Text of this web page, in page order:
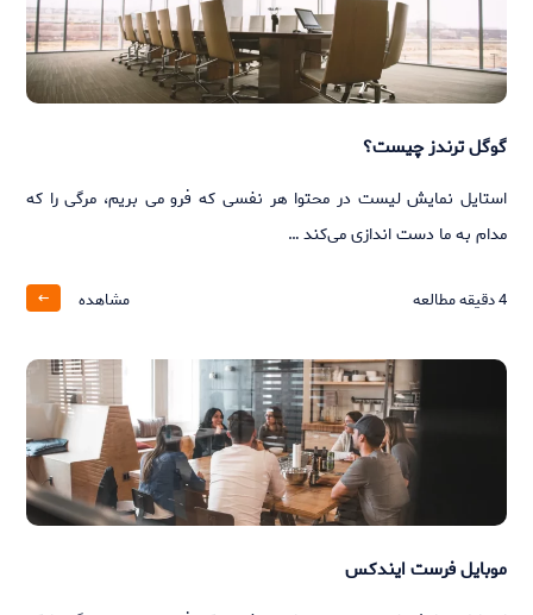
گوگل ترندز چیست؟
استایل نمایش لیست در محتوا هر نفسی که فرو می‌ بریم، مرگی را که
مدام به ما دست‌ اندازی می‌کند …
4دقیقه مطالعه مشاهده
موبایل فرست ایندکس